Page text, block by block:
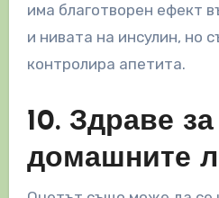
има благотворен ефект
и нивата на инсулин, но
контролира апетита.
10. Здраве за
домашните